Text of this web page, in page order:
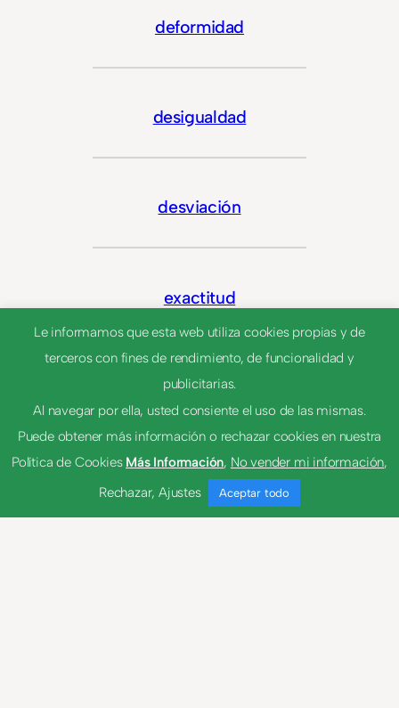
deformidad
desigualdad
desviación
exactitud
excepción
Le informamos que esta web utiliza cookies propias y de
terceros con fines de rendimiento, de funcionalidad y
publicitarias.
Al navegar por ella, usted consiente el uso de las mismas.
Puede obtener más información o rechazar cookies en nuestra
Política de Cookies Más Información, No vender mi información,
Rechazar, Ajustes Aceptar todo